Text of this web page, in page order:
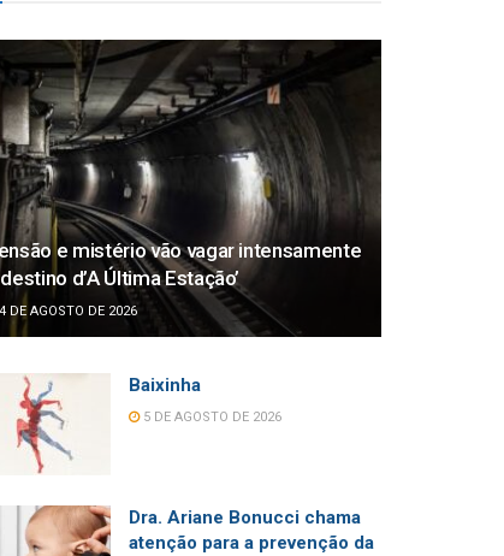
e mistério vão vagar intensamente
d’A Última Estação’
DE AGOSTO DE 2026
Baixinha
5 DE AGOSTO DE 2026
Dra. Ariane Bonucci chama
atenção para a prevenção da